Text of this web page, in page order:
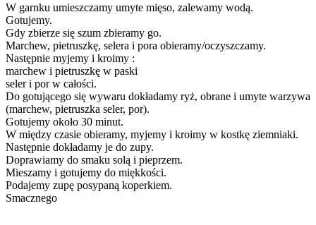
W garnku umieszczamy umyte mięso, zalewamy wodą.
Gotujemy.
Gdy zbierze się szum zbieramy go.
Marchew, pietruszkę, selera i pora obieramy/oczyszczamy.
Następnie myjemy i kroimy :
marchew i pietruszkę w paski
seler i por w całości.
Do gotującego się wywaru dokładamy ryż, obrane i umyte warzywa
(marchew, pietruszka seler, por).
Gotujemy około 30 minut.
W między czasie obieramy, myjemy i kroimy w kostkę ziemniaki.
Następnie dokładamy je do zupy.
Doprawiamy do smaku solą i pieprzem.
Mieszamy i gotujemy do miękkości.
Podajemy zupę posypaną koperkiem.
Smacznego